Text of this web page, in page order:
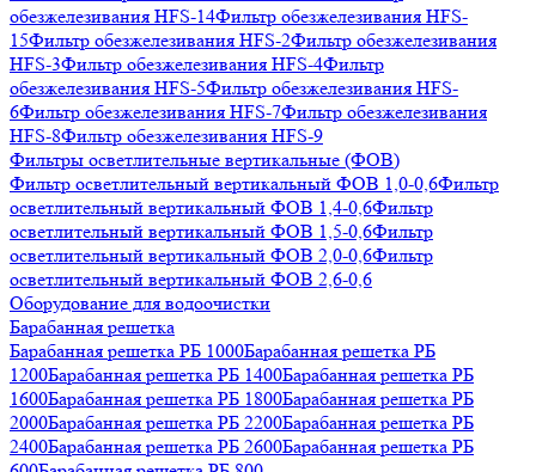
обезжелезивания HFS-14Фильтр обезжелезивания HFS-
15Фильтр обезжелезивания HFS-2Фильтр обезжелезивания
HFS-3Фильтр обезжелезивания HFS-4Фильтр
обезжелезивания HFS-5Фильтр обезжелезивания HFS-
6Фильтр обезжелезивания HFS-7Фильтр обезжелезивания
HFS-8Фильтр обезжелезивания HFS-9
Фильтры осветлительные вертикальные (ФОВ)
Фильтр осветлительный вертикальный ФОВ 1,0-0,6Фильтр
осветлительный вертикальный ФОВ 1,4-0,6Фильтр
осветлительный вертикальный ФОВ 1,5-0,6Фильтр
осветлительный вертикальный ФОВ 2,0-0,6Фильтр
осветлительный вертикальный ФОВ 2,6-0,6
Оборудование для водоочистки
Барабанная решетка
Барабанная решетка РБ 1000Барабанная решетка РБ
1200Барабанная решетка РБ 1400Барабанная решетка РБ
1600Барабанная решетка РБ 1800Барабанная решетка РБ
2000Барабанная решетка РБ 2200Барабанная решетка РБ
2400Барабанная решетка РБ 2600Барабанная решетка РБ